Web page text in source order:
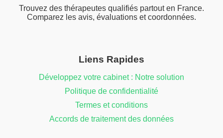
Trouvez des thérapeutes qualifiés partout en France.
Comparez les avis, évaluations et coordonnées.
Liens Rapides
Développez votre cabinet : Notre solution
Politique de confidentialité
Termes et conditions
Accords de traitement des données